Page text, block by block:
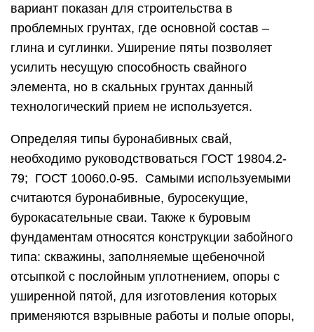
вариант показан для строительства в
проблемных грунтах, где основной состав –
глина и суглинки. Уширение пяты позволяет
усилить несущую способность свайного
элемента, но в скальных грунтах данный
технологический прием не используется.
Определяя типы буронабивных свай,
необходимо руководствоваться ГОСТ 19804.2-
79; ГОСТ 10060.0-95. Самыми используемыми
считаются буронабивные, буросекущие,
бурокасательные сваи. Также к буровым
фундаментам относятся конструкции забойного
типа: скважины, заполняемые щебеночной
отсыпкой с послойным уплотнением, опоры с
уширенной пятой, для изготовления которых
применяются взрывные работы и полые опоры,